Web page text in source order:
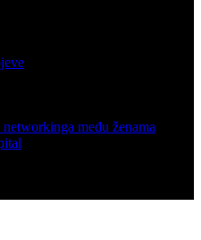
među ženama